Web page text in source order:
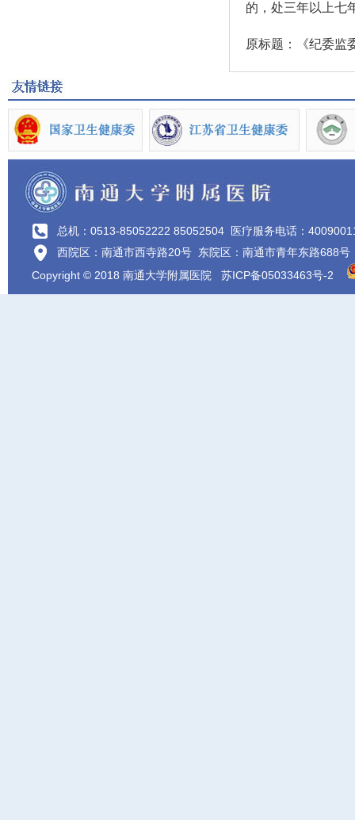
的，处三年以上七
原标题：《纪委监
总机：0513-85052222 85052504 医疗服务电话：
西院区：南通市西寺路20号 东院区：南通市青年东路688号
Copyright © 2018 南通大学附属医院 苏ICP备05033463号-2